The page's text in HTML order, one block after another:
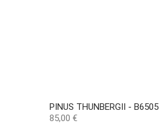
PINUS THUNBERGII - B6505
Preço
85,00 €